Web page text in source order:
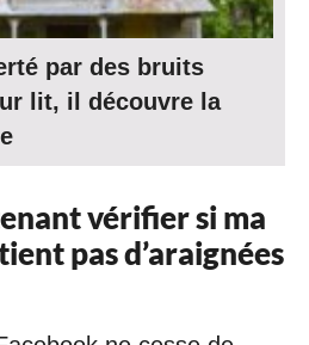
par des bruits
lit, il découvre la
vérifier si ma
pas d’araignées